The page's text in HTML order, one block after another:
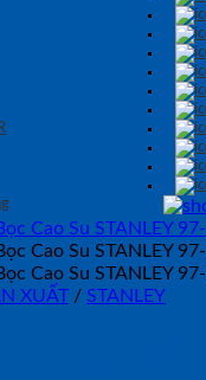
XUẤT / STANLEY